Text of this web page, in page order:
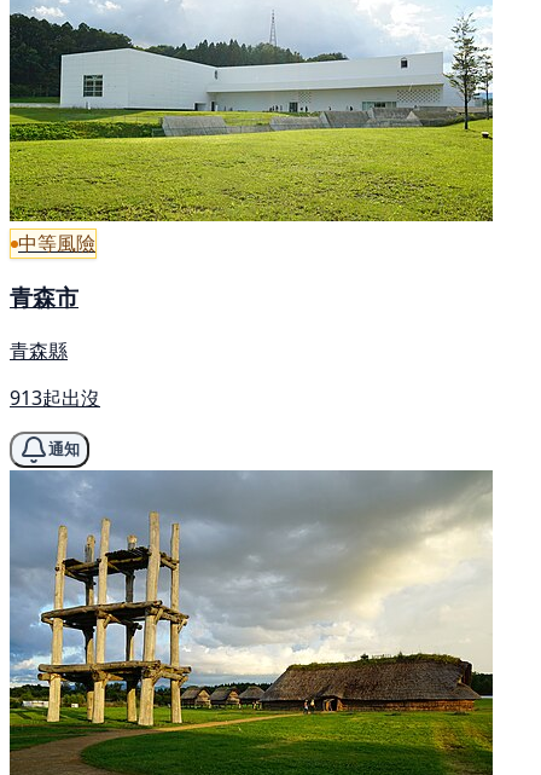
中等風險
青森市
青森縣
913起出沒
通知